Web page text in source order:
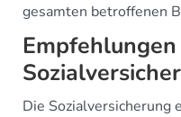
gesamten betroffenen
Die Sozialversicherung